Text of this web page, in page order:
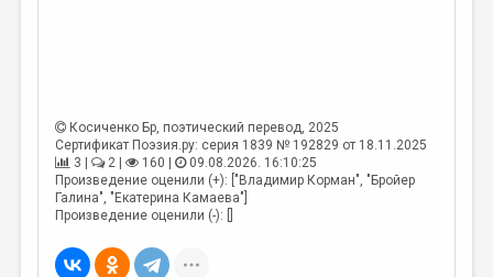
РЕДКОЛЛЕГИЯ
ОТ РЕДАКЦИИ
МАЛАЯ ПРОЗА
ЭССЕИСТИКА
Косиченко Бр, поэтический перевод, 2025
Сертификат Поэзия.ру: серия 1839 № 192829 от 18.11.2025
3 |
2 | 160 |
09.08.2026. 16:10:25
Произведение оценили (+): ["Владимир Корман", "Бройер
Галина", "Екатерина Камаева"]
Произведение оценили (-): []